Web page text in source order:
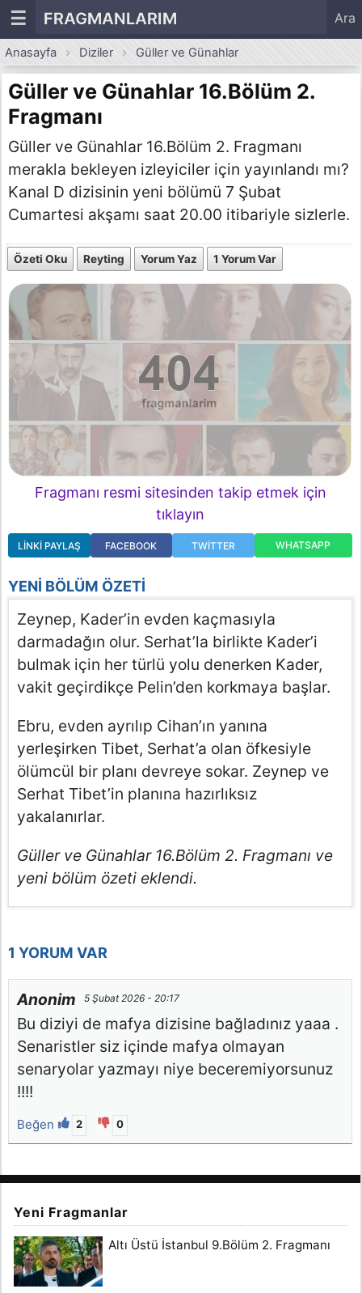
☰ FRAGMANLARIM Ara
Anasayfa Diziler Güller ve Günahlar
Güller ve Günahlar 16.Bölüm 2.
Fragmanı
Güller ve Günahlar 16.Bölüm 2. Fragmanı
merakla bekleyen izleyiciler için yayınlandı mı?
Kanal D dizisinin yeni bölümü 7 Şubat
Cumartesi akşamı saat 20.00 itibariyle sizlerle.
Özeti Oku Reyting Yorum Yaz 1 Yorum Var
Fragmanı resmi sitesinden takip etmek için
tıklayın
LINKI PAYLAŞ FACEBOOK TWITTER WHATSAPP
YENI BÖLÜM ÖZETI
Zeynep, Kader’in evden kaçmasıyla
darmadağın olur. Serhat’la birlikte Kader’i
bulmak için her türlü yolu denerken Kader,
vakit geçirdikçe Pelin’den korkmaya başlar.
Ebru, evden ayrılıp Cihan’ın yanına
yerleşirken Tibet, Serhat’a olan öfkesiyle
ölümcül bir planı devreye sokar. Zeynep ve
Serhat Tibet’in planına hazırlıksız
yakalanırlar.
Güller ve Günahlar 16.Bölüm 2. Fragmanı ve
yeni bölüm özeti eklendi.
1 YORUM VAR
Anonim 5 Şubat 2026 - 20:17
Bu diziyi de mafya dizisine bağladınız yaaa .
Senaristler siz içinde mafya olmayan
senaryolar yazmayı niye beceremiyorsunuz
!!!!
Beğen 2 0
Yeni Fragmanlar
Altı Üstü İstanbul 9.Bölüm 2. Fragmanı